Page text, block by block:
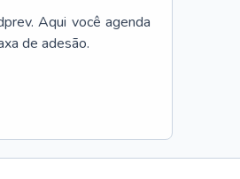
Aqui você agenda
de adesão.